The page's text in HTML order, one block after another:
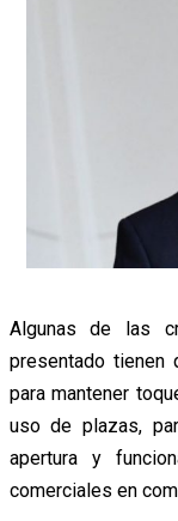
Algunas de las
presentado tienen
para mantener
uso de plazas,
apertura y
comerciales en